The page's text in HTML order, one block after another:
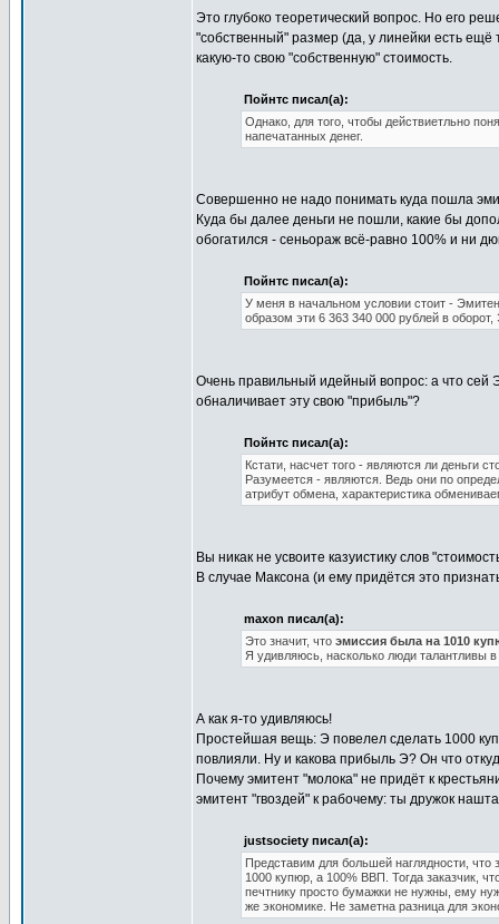
Это глубоко теоретический вопрос. Но его
"собственный" размер (да, у линейки есть
какую-то свою "собственную" стоимость.
Пойнтс писал(а):
Однако, для того, чтобы действиетльно
напечатанных денег.
Совершенно не надо понимать куда пошла
Куда бы далее деньги не пошли, какие бы
обогатился - сеньораж всё-равно 100% и ни
Пойнтс писал(а):
У меня в начальном условии стоит -
образом эти 6 363 340 000 рублей в
Очень правильный идейный вопрос: а что сей
обналичивает эту свою "прибыль"?
Пойнтс писал(а):
Кстати, насчет того - являются ли деньги
Разумеется - являются. Ведь они по
атрибут обмена, характеристика
Вы никак не усвоите казуистику слов
В случае Максона (и ему придётся это
maxon писал(а):
Это значит, что эмиссия была на 1010
Я удивляюсь, насколько люди талантливы
А как я-то удивляюсь!
Простейшая вещь: Э повелел сделать 1000
повлияли. Ну и какова прибыль Э? Он что
Почему эмитент "молока" не придёт к
эмитент "гвоздей" к рабочему: ты дружок
justsociety писал(а):
Представим для большей наглядности, что
1000 купюр, а 100% ВВП. Тогда заказчик,
печтнику просто бумажки не нужны, ему
же экономике. Не заметна разница для